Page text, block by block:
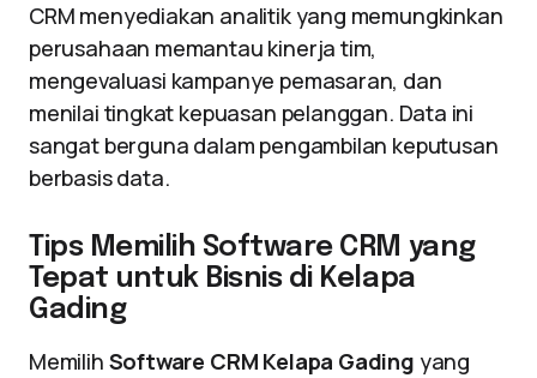
CRM menyediakan analitik yang memungkinkan
perusahaan memantau kinerja tim,
mengevaluasi kampanye pemasaran, dan
menilai tingkat kepuasan pelanggan. Data ini
sangat berguna dalam pengambilan keputusan
berbasis data.
Tips Memilih Software CRM yang
Tepat untuk Bisnis di Kelapa
Gading
Memilih Software CRM Kelapa Gading yang